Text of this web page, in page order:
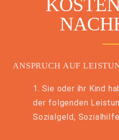
ANSPRUCH AUF
1. Sie oder ihr Kind
der folgenden
Sozialgeld,